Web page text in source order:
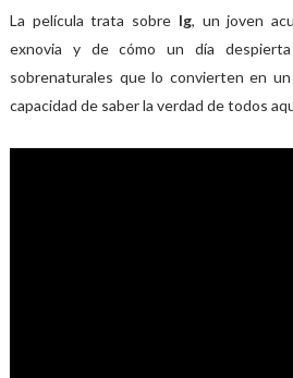
La película trata sobre Ig, un joven
exnovia y de cómo un día
sobrenaturales que lo convierten en
capacidad de saber la verdad de todos